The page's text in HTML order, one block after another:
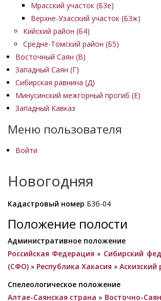
Мрасский участок (Б3е)
Верхне-Узасский участок (Б3ж)
Кийский район (Б4)
Средне-Томский район (Б5)
Восточный Саян (B)
Западный Саян (Г)
Сибирская равнина (Д)
Минусинский межгорный прогиб (Е)
Западный Кавказ
Меню пользователя
Войти
Новогодняя
Кадастровый номер Б3б-04
Положение полости
Административное положение
Российская Федерация » Сибирский
(СФО) » Республика Хакасия » Аскизский
Спелеологическое положение
Алтае-Саянская страна » Восточно-